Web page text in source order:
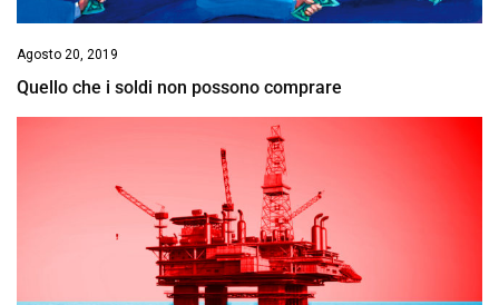
Agosto 20, 2019
Quello che i soldi non possono comprare